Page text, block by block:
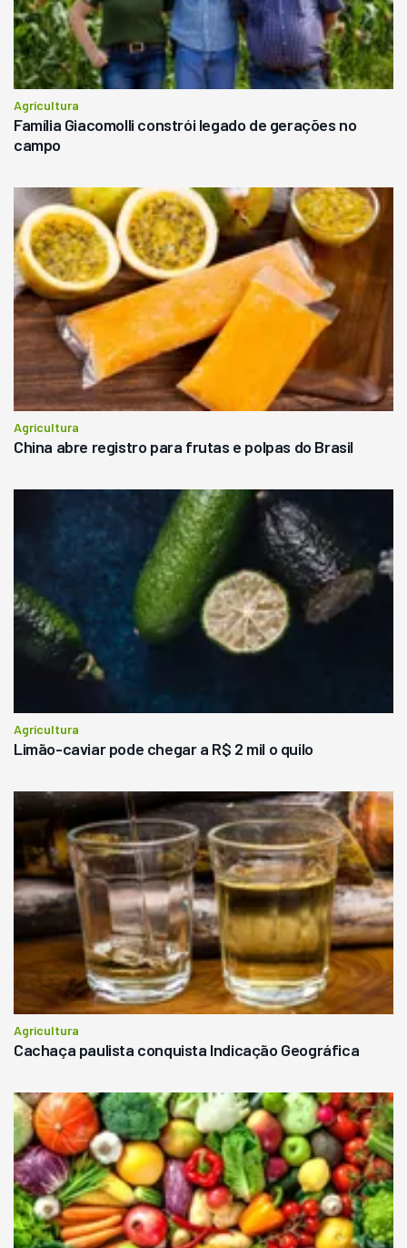
Agricultura
Família Giacomolli constrói legado de gerações no
campo
Agricultura
China abre registro para frutas e polpas do Brasil
Agricultura
Limão-caviar pode chegar a R$ 2 mil o quilo
Agricultura
Cachaça paulista conquista Indicação Geográfica